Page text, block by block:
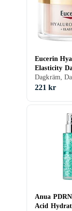
Eucerin
Elasticity
Rose SPF
221 kr
Anua
Acid